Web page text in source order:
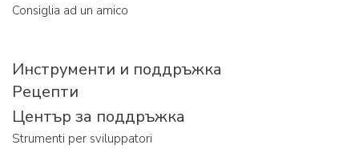
Consiglia ad un amico
Инструменти и поддръжка
Рецепти
Център за поддръжка
Strumenti per sviluppatori